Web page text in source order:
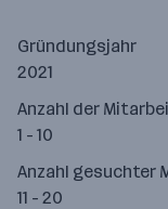
Gründungsjahr
2021
Anzahl der
1 - 10
Anzahl gesuchter
11 - 20